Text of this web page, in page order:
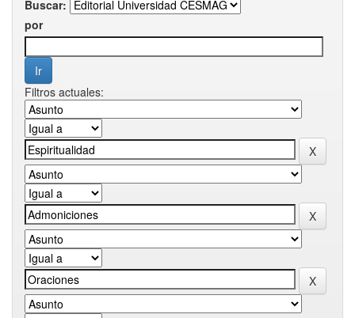
Buscar:
por
Filtros actuales: